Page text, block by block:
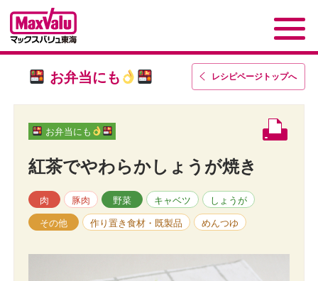
レシピページトップへ
お弁当にも
お弁当にも
紅茶でやわらかしょうが焼き
肉 豚肉 野菜 キャベツ しょうが
その他 作り置き食材・既製品 めんつゆ